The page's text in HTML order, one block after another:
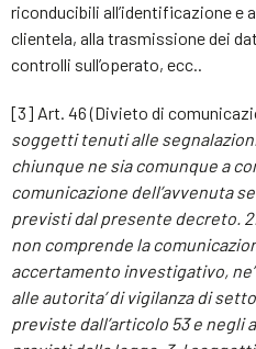
riconducibili all’identificazione e
clientela, alla trasmissione dei
controlli sull’operato, ecc..
[3] Art. 46 (Divieto di
soggetti tenuti alle segnalazioni
chiunque ne sia comunque a
comunicazione dell’avvenuta
previsti dal presente decreto.
non comprende la
accertamento investigativo,
alle autorita’ di vigilanza di
previste dall’articolo 53 e negli